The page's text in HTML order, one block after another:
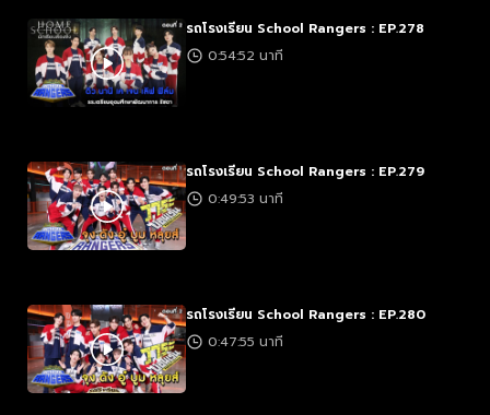
รถโรงเรียน School Rangers : EP.278
0:54:52 นาที
รถโรงเรียน School Rangers : EP.279
0:49:53 นาที
รถโรงเรียน School Rangers : EP.280
0:47:55 นาที